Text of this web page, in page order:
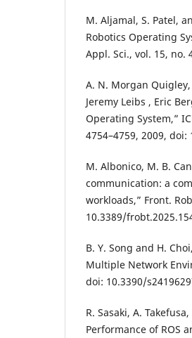
M. Aljamal, S. Patel,
Robotics Operating
Appl. Sci., vol. 15, no.
A. N. Morgan Quigley,
Jeremy Leibs , Eric
Operating System,”
4754–4759, 2009, doi:
M. Albonico, M. B.
communication: a
workloads,” Front.
10.3389/
B. Y. Song and H.
Multiple Network
doi: 10.3390/
R. Sasaki, A.
Performance of ROS